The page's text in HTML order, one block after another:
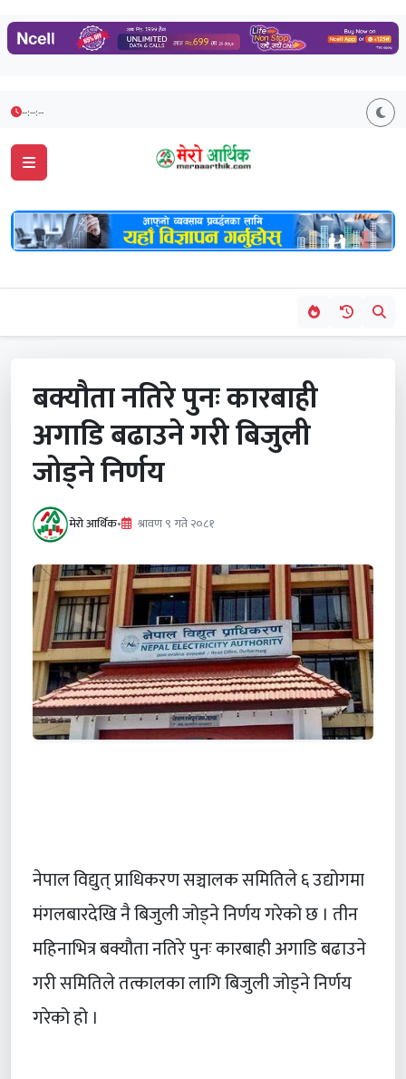
--:--:--
बक्यौता नतिरे पुनः कारबाही
अगाडि बढाउने गरी बिजुली
जोड्ने निर्णय
मेरो आर्थिक• श्रावण ९ गते २०८१
नेपाल विद्युत् प्राधिकरण सञ्चालक समितिले ६ उद्योगमा
मंगलबारदेखि नै बिजुली जोड्ने निर्णय गरेको छ । तीन
महिनाभित्र बक्यौता नतिरे पुनः कारबाही अगाडि बढाउने
गरी समितिले तत्कालका लागि बिजुली जोड्ने निर्णय
गरेको हो ।